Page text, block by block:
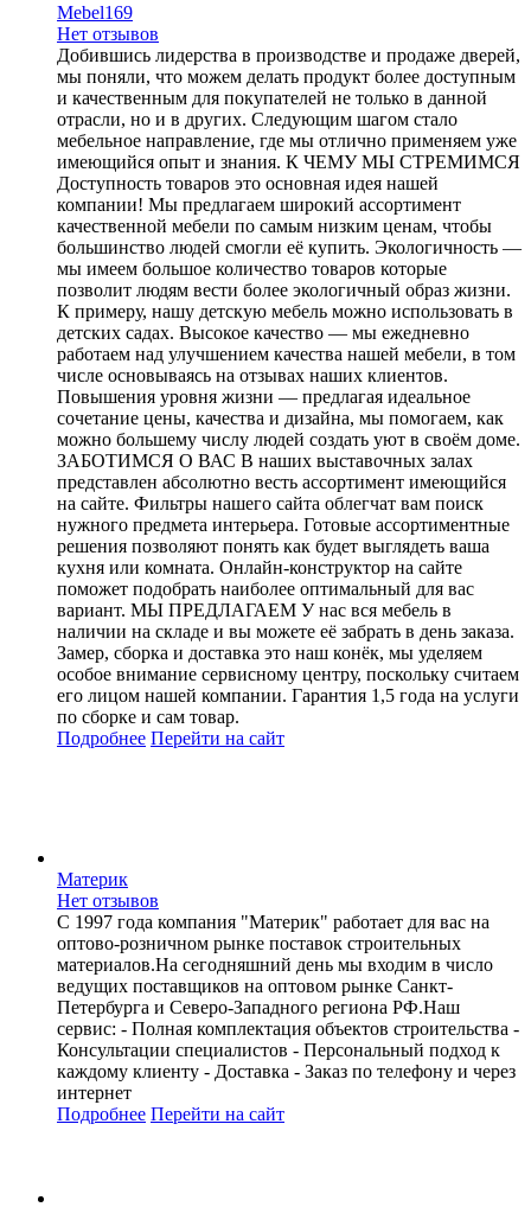
Mebel169
Нет отзывов
Добившись лидерства в производстве и продаже дверей,
мы поняли, что можем делать продукт более доступным
и качественным для покупателей не только в данной
отрасли, но и в других. Следующим шагом стало
мебельное направление, где мы отлично применяем уже
имеющийся опыт и знания. К ЧЕМУ МЫ СТРЕМИМСЯ
Доступность товаров это основная идея нашей
компании! Мы предлагаем широкий ассортимент
качественной мебели по самым низким ценам, чтобы
большинство людей смогли её купить. Экологичность —
мы имеем большое количество товаров которые
позволит людям вести более экологичный образ жизни.
К примеру, нашу детскую мебель можно использовать в
детских садах. Высокое качество — мы ежедневно
работаем над улучшением качества нашей мебели, в том
числе основываясь на отзывах наших клиентов.
Повышения уровня жизни — предлагая идеальное
сочетание цены, качества и дизайна, мы помогаем, как
можно большему числу людей создать уют в своём доме.
ЗАБОТИМСЯ О ВАС В наших выставочных залах
представлен абсолютно весть ассортимент имеющийся
на сайте. Фильтры нашего сайта облегчат вам поиск
нужного предмета интерьера. Готовые ассортиментные
решения позволяют понять как будет выглядеть ваша
кухня или комната. Онлайн-конструктор на сайте
поможет подобрать наиболее оптимальный для вас
вариант. МЫ ПРЕДЛАГАЕМ У нас вся мебель в
наличии на складе и вы можете её забрать в день заказа.
Замер, сборка и доставка это наш конёк, мы уделяем
особое внимание сервисному центру, поскольку считаем
его лицом нашей компании. Гарантия 1,5 года на услуги
по сборке и сам товар.
Подробнее Перейти на сайт
Материк
Нет отзывов
С 1997 года компания "Материк" работает для вас на
оптово-розничном рынке поставок строительных
материалов.На сегодняшний день мы входим в число
ведущих поставщиков на оптовом рынке Санкт-
Петербурга и Северо-Западного региона РФ.Наш
сервис: - Полная комплектация объектов строительства -
Консультации специалистов - Персональный подход к
каждому клиенту - Доставка - Заказ по телефону и через
интернет
Подробнее Перейти на сайт